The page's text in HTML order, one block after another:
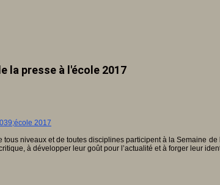
la presse à l'école 2017
niveaux et de toutes disciplines participent à la Semaine
à développer leur goût pour l’actualité et à forger leur